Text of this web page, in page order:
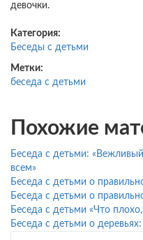
девочки.
Категория:
Беседы с детьми
Метки:
беседа с детьми
Похожие
Беседа с детьми:
всем»
Беседа с детьми о
Беседа с детьми о
Беседа с детьми «Что
Беседа с детьми о